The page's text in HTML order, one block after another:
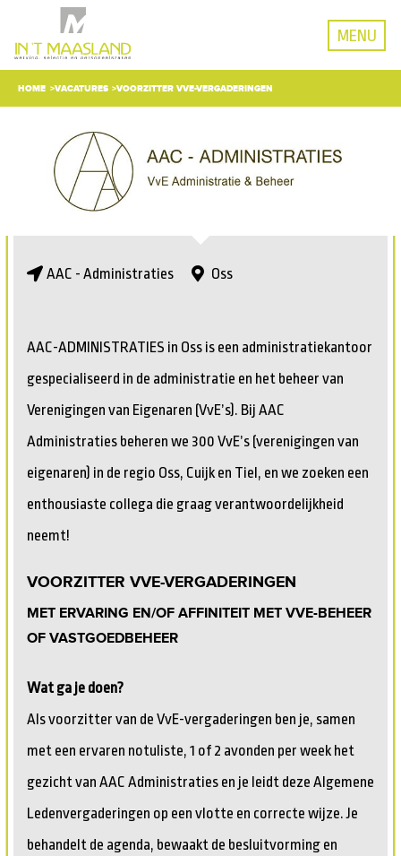
MENU
HOME VACATURES VOORZITTER VVE-VERGADERINGEN
AAC - Administraties Oss
AAC-ADMINISTRATIES in Oss is een administratiekantoor
gespecialiseerd in de administratie en het beheer van
Verenigingen van Eigenaren (VvE’s). Bij AAC
Administraties beheren we 300 VvE’s (verenigingen van
eigenaren) in de regio Oss, Cuijk en Tiel, en we zoeken een
enthousiaste collega die graag verantwoordelijkheid
neemt!
VOORZITTER VVE-VERGADERINGEN
MET ERVARING EN/OF AFFINITEIT MET VVE-BEHEER
OF VASTGOEDBEHEER
Wat ga je doen?
Als voorzitter van de VvE-vergaderingen ben je, samen
met een ervaren notuliste, 1 of 2 avonden per week het
gezicht van AAC Administraties en je leidt deze Algemene
Ledenvergaderingen op een vlotte en correcte wijze. Je
behandelt de agenda, bewaakt de besluitvorming en